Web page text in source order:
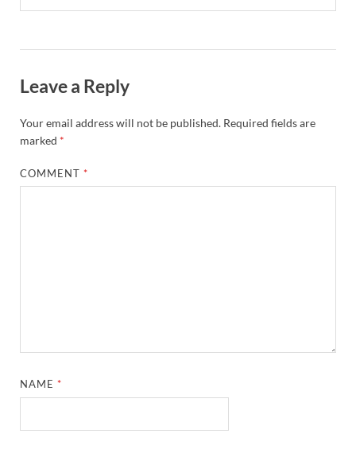
Leave a Reply
Your email address will not be published. Required fields are
marked *
COMMENT*
NAME*